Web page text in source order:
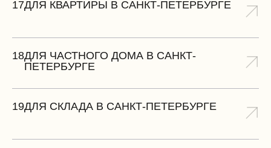
17ДЛЯ КВАРТИРЫ В САНКТ-ПЕТЕРБУРГЕ
18ДЛЯ ЧАСТНОГО ДОМА В САНКТ-
ПЕТЕРБУРГЕ
19ДЛЯ СКЛАДА В САНКТ-ПЕТЕРБУРГЕ